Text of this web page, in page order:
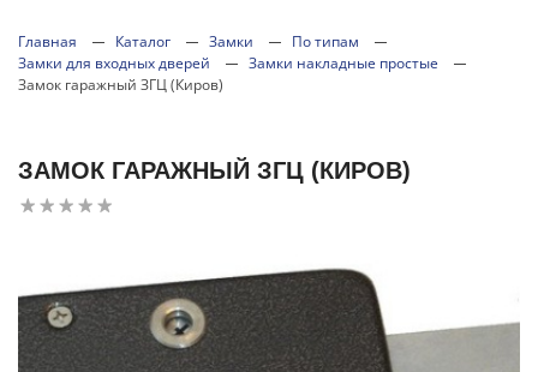
Главная Каталог Замки
По типам
Замки для входных дверей
Замки накладные простые
Замок гаражный ЗГЦ (Киров)
ЗАМОК ГАРАЖНЫЙ ЗГЦ (КИРОВ)